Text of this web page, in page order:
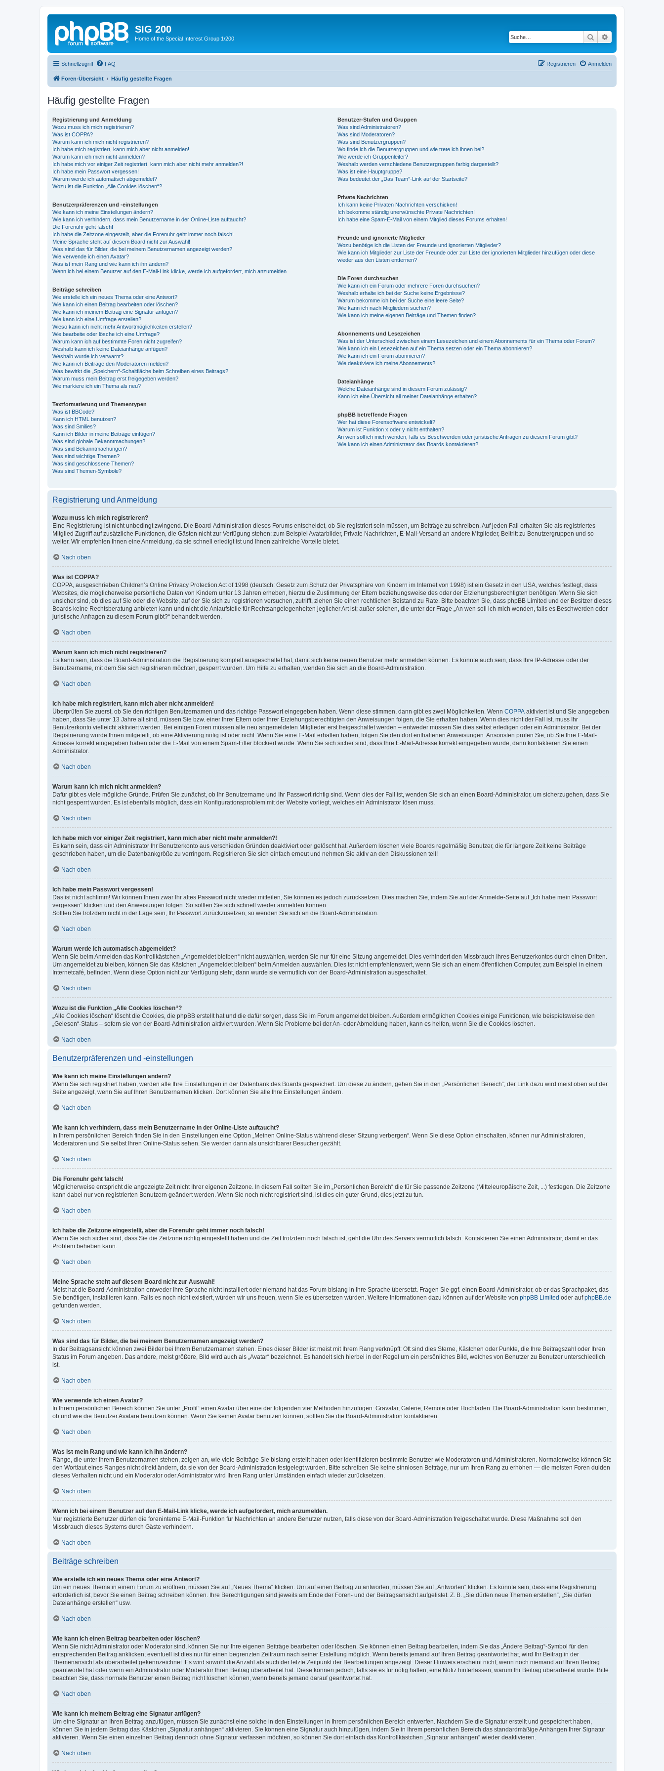
SIG 200
Home of the Special Interest Group 1/200 Suche
Schnellzugriff FAQ Anmelden
Registrieren
Foren-Übersicht Häufig gestellte Fragen
Häufig gestellte Fragen
Registrierung und Anmeldung
Wozu muss ich mich registrieren?
Was ist COPPA?
Warum kann ich mich nicht registrieren?
Ich habe mich registriert, kann mich aber nicht anmelden!
Warum kann ich mich nicht anmelden?
Ich habe mich vor einiger Zeit registriert, kann mich aber nicht mehr anmelden?!
Ich habe mein Passwort vergessen!
Warum werde ich automatisch abgemeldet?
Wozu ist die Funktion „Alle Cookies löschen“?
Benutzerpräferenzen und -einstellungen
Wie kann ich meine Einstellungen ändern?
Wie kann ich verhindern, dass mein Benutzername in der Online-Liste auftaucht?
Die Forenuhr geht falsch!
Ich habe die Zeitzone eingestellt, aber die Forenuhr geht immer noch falsch!
Meine Sprache steht auf diesem Board nicht zur Auswahl!
Was sind das für Bilder, die bei meinem Benutzernamen angezeigt werden?
Wie verwende ich einen Avatar?
Was ist mein Rang und wie kann ich ihn ändern?
Wenn ich bei einem Benutzer auf den E-Mail-Link klicke, werde ich aufgefordert, mich anzumelden.
Beiträge schreiben
Wie erstelle ich ein neues Thema oder eine Antwort?
Wie kann ich einen Beitrag bearbeiten oder löschen?
Wie kann ich meinem Beitrag eine Signatur anfügen?
Wie kann ich eine Umfrage erstellen?
Wieso kann ich nicht mehr Antwortmöglichkeiten erstellen?
Wie bearbeite oder lösche ich eine Umfrage?
Warum kann ich auf bestimmte Foren nicht zugreifen?
Weshalb kann ich keine Dateianhänge anfügen?
Weshalb wurde ich verwarnt?
Wie kann ich Beiträge den Moderatoren melden?
Was bewirkt die „Speichern“-Schaltfläche beim Schreiben eines Beitrags?
Warum muss mein Beitrag erst freigegeben werden?
Wie markiere ich ein Thema als neu?
Textformatierung und Thementypen
Was ist BBCode?
Kann ich HTML benutzen?
Was sind Smilies?
Kann ich Bilder in meine Beiträge einfügen?
Was sind globale Bekanntmachungen?
Was sind Bekanntmachungen?
Was sind wichtige Themen?
Was sind geschlossene Themen?
Was sind Themen-Symbole?
Benutzer-Stufen und Gruppen
Was sind Administratoren?
Was sind Moderatoren?
Was sind Benutzergruppen?
Wo finde ich die Benutzergruppen und wie trete ich ihnen bei?
Wie werde ich Gruppenleiter?
Weshalb werden verschiedene Benutzergruppen farbig dargestellt?
Was ist eine Hauptgruppe?
Was bedeutet der „Das Team“-Link auf der Startseite?
Private Nachrichten
Ich kann keine Privaten Nachrichten verschicken!
Ich bekomme ständig unerwünschte Private Nachrichten!
Ich habe eine Spam-E-Mail von einem Mitglied dieses Forums erhalten!
Freunde und ignorierte Mitglieder
Wozu benötige ich die Listen der Freunde und ignorierten Mitglieder?
Wie kann ich Mitglieder zur Liste der Freunde oder zur Liste der ignorierten Mitglieder hinzufügen oder diese
wieder aus den Listen entfernen?
Die Foren durchsuchen
Wie kann ich ein Forum oder mehrere Foren durchsuchen?
Weshalb erhalte ich bei der Suche keine Ergebnisse?
Warum bekomme ich bei der Suche eine leere Seite?
Wie kann ich nach Mitgliedern suchen?
Wie kann ich meine eigenen Beiträge und Themen finden?
Abonnements und Lesezeichen
Was ist der Unterschied zwischen einem Lesezeichen und einem Abonnements für ein Thema oder Forum?
Wie kann ich ein Lesezeichen auf ein Thema setzen oder ein Thema abonnieren?
Wie kann ich ein Forum abonnieren?
Wie deaktiviere ich meine Abonnements?
Dateianhänge
Welche Dateianhänge sind in diesem Forum zulässig?
Kann ich eine Übersicht all meiner Dateianhänge erhalten?
phpBB betreffende Fragen
Wer hat diese Forensoftware entwickelt?
Warum ist Funktion x oder y nicht enthalten?
An wen soll ich mich wenden, falls es Beschwerden oder juristische Anfragen zu diesem Forum gibt?
Wie kann ich einen Administrator des Boards kontaktieren?
Registrierung und Anmeldung
Wozu muss ich mich registrieren?
Eine Registrierung ist nicht unbedingt zwingend. Die Board-Administration dieses Forums entscheidet, ob Sie registriert sein müssen, um Beiträge zu schreiben. Auf jeden Fall erhalten Sie als registriertes
Mitglied Zugriff auf zusätzliche Funktionen, die Gästen nicht zur Verfügung stehen: zum Beispiel Avatarbilder, Private Nachrichten, E-Mail-Versand an andere Mitglieder, Beitritt zu Benutzergruppen und so
weiter. Wir empfehlen Ihnen eine Anmeldung, da sie schnell erledigt ist und Ihnen zahlreiche Vorteile bietet.
Nach oben
Was ist COPPA?
COPPA, ausgeschrieben Children’s Online Privacy Protection Act of 1998 (deutsch: Gesetz zum Schutz der Privatsphäre von Kindern im Internet von 1998) ist ein Gesetz in den USA, welches festlegt, dass
Websites, die möglicherweise persönliche Daten von Kindern unter 13 Jahren erheben, hierzu die Zustimmung der Eltern beziehungsweise des oder der Erziehungsberechtigten benötigen. Wenn Sie sich
unsicher sind, ob dies auf Sie oder die Website, auf der Sie sich zu registrieren versuchen, zutrifft, ziehen Sie einen rechtlichen Beistand zu Rate. Bitte beachten Sie, dass phpBB Limited und der Besitzer dieses
Boards keine Rechtsberatung anbieten kann und nicht die Anlaufstelle für Rechtsangelegenheiten jeglicher Art ist; außer solchen, die unter der Frage „An wen soll ich mich wenden, falls es Beschwerden oder
juristische Anfragen zu diesem Forum gibt?“ behandelt werden.
Nach oben
Warum kann ich mich nicht registrieren?
Es kann sein, dass die Board-Administration die Registrierung komplett ausgeschaltet hat, damit sich keine neuen Benutzer mehr anmelden können. Es könnte auch sein, dass Ihre IP-Adresse oder der
Benutzername, mit dem Sie sich registrieren möchten, gesperrt wurden. Um Hilfe zu erhalten, wenden Sie sich an die Board-Administration.
Nach oben
Ich habe mich registriert, kann mich aber nicht anmelden!
Überprüfen Sie zuerst, ob Sie den richtigen Benutzernamen und das richtige Passwort eingegeben haben. Wenn diese stimmen, dann gibt es zwei Möglichkeiten. Wenn COPPA aktiviert ist und Sie angegeben
haben, dass Sie unter 13 Jahre alt sind, müssen Sie bzw. einer Ihrer Eltern oder Ihrer Erziehungsberechtigten den Anweisungen folgen, die Sie erhalten haben. Wenn dies nicht der Fall ist, muss Ihr
Benutzerkonto vielleicht aktiviert werden. Bei einigen Foren müssen alle neu angemeldeten Mitglieder erst freigeschaltet werden – entweder müssen Sie dies selbst erledigen oder ein Administrator. Bei der
Registrierung wurde Ihnen mitgeteilt, ob eine Aktivierung nötig ist oder nicht. Wenn Sie eine E-Mail erhalten haben, folgen Sie den dort enthaltenen Anweisungen. Ansonsten prüfen Sie, ob Sie Ihre E-Mail-
Adresse korrekt eingegeben haben oder die E-Mail von einem Spam-Filter blockiert wurde. Wenn Sie sich sicher sind, dass Ihre E-Mail-Adresse korrekt eingegeben wurde, dann kontaktieren Sie einen
Administrator.
Nach oben
Warum kann ich mich nicht anmelden?
Dafür gibt es viele mögliche Gründe. Prüfen Sie zunächst, ob Ihr Benutzername und Ihr Passwort richtig sind. Wenn dies der Fall ist, wenden Sie sich an einen Board-Administrator, um sicherzugehen, dass Sie
nicht gesperrt wurden. Es ist ebenfalls möglich, dass ein Konfigurationsproblem mit der Website vorliegt, welches ein Administrator lösen muss.
Nach oben
Ich habe mich vor einiger Zeit registriert, kann mich aber nicht mehr anmelden?!
Es kann sein, dass ein Administrator Ihr Benutzerkonto aus verschieden Gründen deaktiviert oder gelöscht hat. Außerdem löschen viele Boards regelmäßig Benutzer, die für längere Zeit keine Beiträge
geschrieben haben, um die Datenbankgröße zu verringern. Registrieren Sie sich einfach erneut und nehmen Sie aktiv an den Diskussionen teil!
Nach oben
Ich habe mein Passwort vergessen!
Das ist nicht schlimm! Wir können Ihnen zwar Ihr altes Passwort nicht wieder mitteilen, Sie können es jedoch zurücksetzen. Dies machen Sie, indem Sie auf der Anmelde-Seite auf „Ich habe mein Passwort
vergessen“ klicken und den Anweisungen folgen. So sollten Sie sich schnell wieder anmelden können.
Sollten Sie trotzdem nicht in der Lage sein, Ihr Passwort zurückzusetzen, so wenden Sie sich an die Board-Administration.
Nach oben
Warum werde ich automatisch abgemeldet?
Wenn Sie beim Anmelden das Kontrollkästchen „Angemeldet bleiben“ nicht auswählen, werden Sie nur für eine Sitzung angemeldet. Dies verhindert den Missbrauch Ihres Benutzerkontos durch einen Dritten.
Um angemeldet zu bleiben, können Sie das Kästchen „Angemeldet bleiben“ beim Anmelden auswählen. Dies ist nicht empfehlenswert, wenn Sie sich an einem öffentlichen Computer, zum Beispiel in einem
Internetcafé, befinden. Wenn diese Option nicht zur Verfügung steht, dann wurde sie vermutlich von der Board-Administration ausgeschaltet.
Nach oben
Wozu ist die Funktion „Alle Cookies löschen“?
„Alle Cookies löschen“ löscht die Cookies, die phpBB erstellt hat und die dafür sorgen, dass Sie im Forum angemeldet bleiben. Außerdem ermöglichen Cookies einige Funktionen, wie beispielsweise den
„Gelesen“-Status – sofern sie von der Board-Administration aktiviert wurden. Wenn Sie Probleme bei der An- oder Abmeldung haben, kann es helfen, wenn Sie die Cookies löschen.
Nach oben
Benutzerpräferenzen und -einstellungen
Wie kann ich meine Einstellungen ändern?
Wenn Sie sich registriert haben, werden alle Ihre Einstellungen in der Datenbank des Boards gespeichert. Um diese zu ändern, gehen Sie in den „Persönlichen Bereich“; der Link dazu wird meist oben auf der
Seite angezeigt, wenn Sie auf Ihren Benutzernamen klicken. Dort können Sie alle Ihre Einstellungen ändern.
Nach oben
Wie kann ich verhindern, dass mein Benutzername in der Online-Liste auftaucht?
In Ihrem persönlichen Bereich finden Sie in den Einstellungen eine Option „Meinen Online-Status während dieser Sitzung verbergen“. Wenn Sie diese Option einschalten, können nur Administratoren,
Moderatoren und Sie selbst Ihren Online-Status sehen. Sie werden dann als unsichtbarer Besucher gezählt.
Nach oben
Die Forenuhr geht falsch!
Möglicherweise entspricht die angezeigte Zeit nicht Ihrer eigenen Zeitzone. In diesem Fall sollten Sie im „Persönlichen Bereich“ die für Sie passende Zeitzone (Mitteleuropäische Zeit, ...) festlegen. Die Zeitzone
kann dabei nur von registrierten Benutzern geändert werden. Wenn Sie noch nicht registriert sind, ist dies ein guter Grund, dies jetzt zu tun.
Nach oben
Ich habe die Zeitzone eingestellt, aber die Forenuhr geht immer noch falsch!
Wenn Sie sich sicher sind, dass Sie die Zeitzone richtig eingestellt haben und die Zeit trotzdem noch falsch ist, geht die Uhr des Servers vermutlich falsch. Kontaktieren Sie einen Administrator, damit er das
Problem beheben kann.
Nach oben
Meine Sprache steht auf diesem Board nicht zur Auswahl!
Meist hat die Board-Administration entweder Ihre Sprache nicht installiert oder niemand hat das Forum bislang in Ihre Sprache übersetzt. Fragen Sie ggf. einen Board-Administrator, ob er das Sprachpaket, das
Sie benötigen, installieren kann. Falls es noch nicht existiert, würden wir uns freuen, wenn Sie es übersetzen würden. Weitere Informationen dazu können auf der Website von phpBB Limited oder aufphpBB.de
gefunden werden.
Nach oben
Was sind das für Bilder, die bei meinem Benutzernamen angezeigt werden?
In der Beitragsansicht können zwei Bilder bei Ihrem Benutzernamen stehen. Eines dieser Bilder ist meist mit Ihrem Rang verknüpft: Oft sind dies Sterne, Kästchen oder Punkte, die Ihre Beitragszahl oder Ihren
Status im Forum angeben. Das andere, meist größere, Bild wird auch als „Avatar“ bezeichnet. Es handelt sich hierbei in der Regel um ein persönliches Bild, welches von Benutzer zu Benutzer unterschiedlich
ist.
Nach oben
Wie verwende ich einen Avatar?
In Ihrem persönlichen Bereich können Sie unter „Profil“ einen Avatar über eine der folgenden vier Methoden hinzufügen: Gravatar, Galerie, Remote oder Hochladen. Die Board-Administration kann bestimmen,
ob und wie die Benutzer Avatare benutzen können. Wenn Sie keinen Avatar benutzen können, sollten Sie die Board-Administration kontaktieren.
Nach oben
Was ist mein Rang und wie kann ich ihn ändern?
Ränge, die unter Ihrem Benutzernamen stehen, zeigen an, wie viele Beiträge Sie bislang erstellt haben oder identifizieren bestimmte Benutzer wie Moderatoren und Administratoren. Normalerweise können Sie
den Wortlaut eines Ranges nicht direkt ändern, da sie von der Board-Administration festgelegt wurden. Bitte schreiben Sie keine sinnlosen Beiträge, nur um Ihren Rang zu erhöhen — die meisten Foren dulden
dieses Verhalten nicht und ein Moderator oder Administrator wird Ihren Rang unter Umständen einfach wieder zurücksetzen.
Nach oben
Wenn ich bei einem Benutzer auf den E-Mail-Link klicke, werde ich aufgefordert, mich anzumelden.
Nur registrierte Benutzer dürfen die foreninterne E-Mail-Funktion für Nachrichten an andere Benutzer nutzen, falls diese von der Board-Administration freigeschaltet wurde. Diese Maßnahme soll den
Missbrauch dieses Systems durch Gäste verhindern.
Nach oben
Beiträge schreiben
Wie erstelle ich ein neues Thema oder eine Antwort?
Um ein neues Thema in einem Forum zu eröffnen, müssen Sie auf „Neues Thema“ klicken. Um auf einen Beitrag zu antworten, müssen Sie auf „Antworten“ klicken. Es könnte sein, dass eine Registrierung
erforderlich ist, bevor Sie einen Beitrag schreiben können. Ihre Berechtigungen sind jeweils am Ende der Foren- und der Beitragsansicht aufgelistet. Z. B. „Sie dürfen neue Themen erstellen“, „Sie dürfen
Dateianhänge erstellen“ usw.
Nach oben
Wie kann ich einen Beitrag bearbeiten oder löschen?
Wenn Sie nicht Administrator oder Moderator sind, können Sie nur Ihre eigenen Beiträge bearbeiten oder löschen. Sie können einen Beitrag bearbeiten, indem Sie das „Ändere Beitrag“-Symbol für den
entsprechenden Beitrag anklicken; eventuell ist dies nur für einen begrenzten Zeitraum nach seiner Erstellung möglich. Wenn bereits jemand auf Ihren Beitrag geantwortet hat, wird Ihr Beitrag in der
Themenansicht als überarbeitet gekennzeichnet. Es wird sowohl die Anzahl als auch der letzte Zeitpunkt der Bearbeitungen angezeigt. Dieser Hinweis erscheint nicht, wenn noch niemand auf Ihren Beitrag
geantwortet hat oder wenn ein Administrator oder Moderator Ihren Beitrag überarbeitet hat. Diese können jedoch, falls sie es für nötig halten, eine Notiz hinterlassen, warum Ihr Beitrag überarbeitet wurde. Bitte
beachten Sie, dass normale Benutzer einen Beitrag nicht löschen können, wenn bereits jemand darauf geantwortet hat.
Nach oben
Wie kann ich meinem Beitrag eine Signatur anfügen?
Um eine Signatur an Ihren Beitrag anzufügen, müssen Sie zunächst eine solche in den Einstellungen in Ihrem persönlichen Bereich entwerfen. Nachdem Sie die Signatur erstellt und gespeichert haben,
können Sie in jedem Beitrag das Kästchen „Signatur anhängen“ aktivieren. Sie können eine Signatur auch hinzufügen, indem Sie in Ihrem persönlichen Bereich das standardmäßige Anhängen Ihrer Signatur
aktivieren. Wenn Sie einen einzelnen Beitrag dennoch ohne Signatur verfassen möchten, so können Sie dort einfach das Kontrollkästchen „Signatur anhängen“ wieder deaktivieren.
Nach oben